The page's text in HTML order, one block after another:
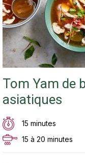
Tom Yam de
asiatiques
15 minutes
15 à 20 minutes